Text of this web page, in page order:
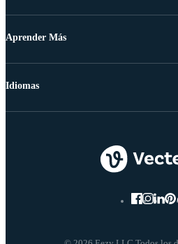
Aprender Más
Idiomas